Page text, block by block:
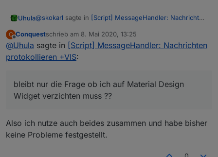
Uhula@skokarl sagte in [Script] MessageHandler: Nachrichten
bleibt nur die Frage ob ich auf Material Design
Widget verzichten muss ??
Eigentlich nicht, da beide Projekte sich nicht
Design CSS Adapter
darf nicht installiert sein, aber den
wirst du wohl auch nicht haben. Einfach zusammen
MDCSS und MDW testen.
C
Offline
Conquestschrieb am 8. Mai 2020, 13:25
zuletzt editiert von
@Uhula sagte in [Script] MessageHandler: Nachrichten
protokollieren +VIS:
bleibt nur die Frage ob ich auf Material Design
Widget verzichten muss ??
Also ich nutze auch beides zusammen und habe bisher
keine Probleme festgestellt.